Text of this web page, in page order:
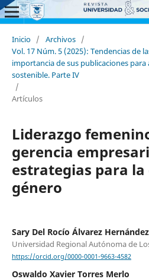
Inicio / Archivos /
Vol. 17 Núm. 5 (2025): Tendencias de
importancia de sus publicaciones para
sostenible. Parte IV
/
Artículos
Liderazgo
gerencia
estrategias para la
género
Sary Del Rocío Álvarez Hernández
Universidad Regional Autónoma de
https://orcid.org/0000-0001-9663-4582
Oswaldo Xavier Torres Merlo